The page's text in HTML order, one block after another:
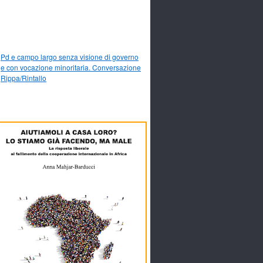
Pd e campo largo senza visione di governo
e con vocazione minoritaria. Conversazione
Rippa/Rintallo